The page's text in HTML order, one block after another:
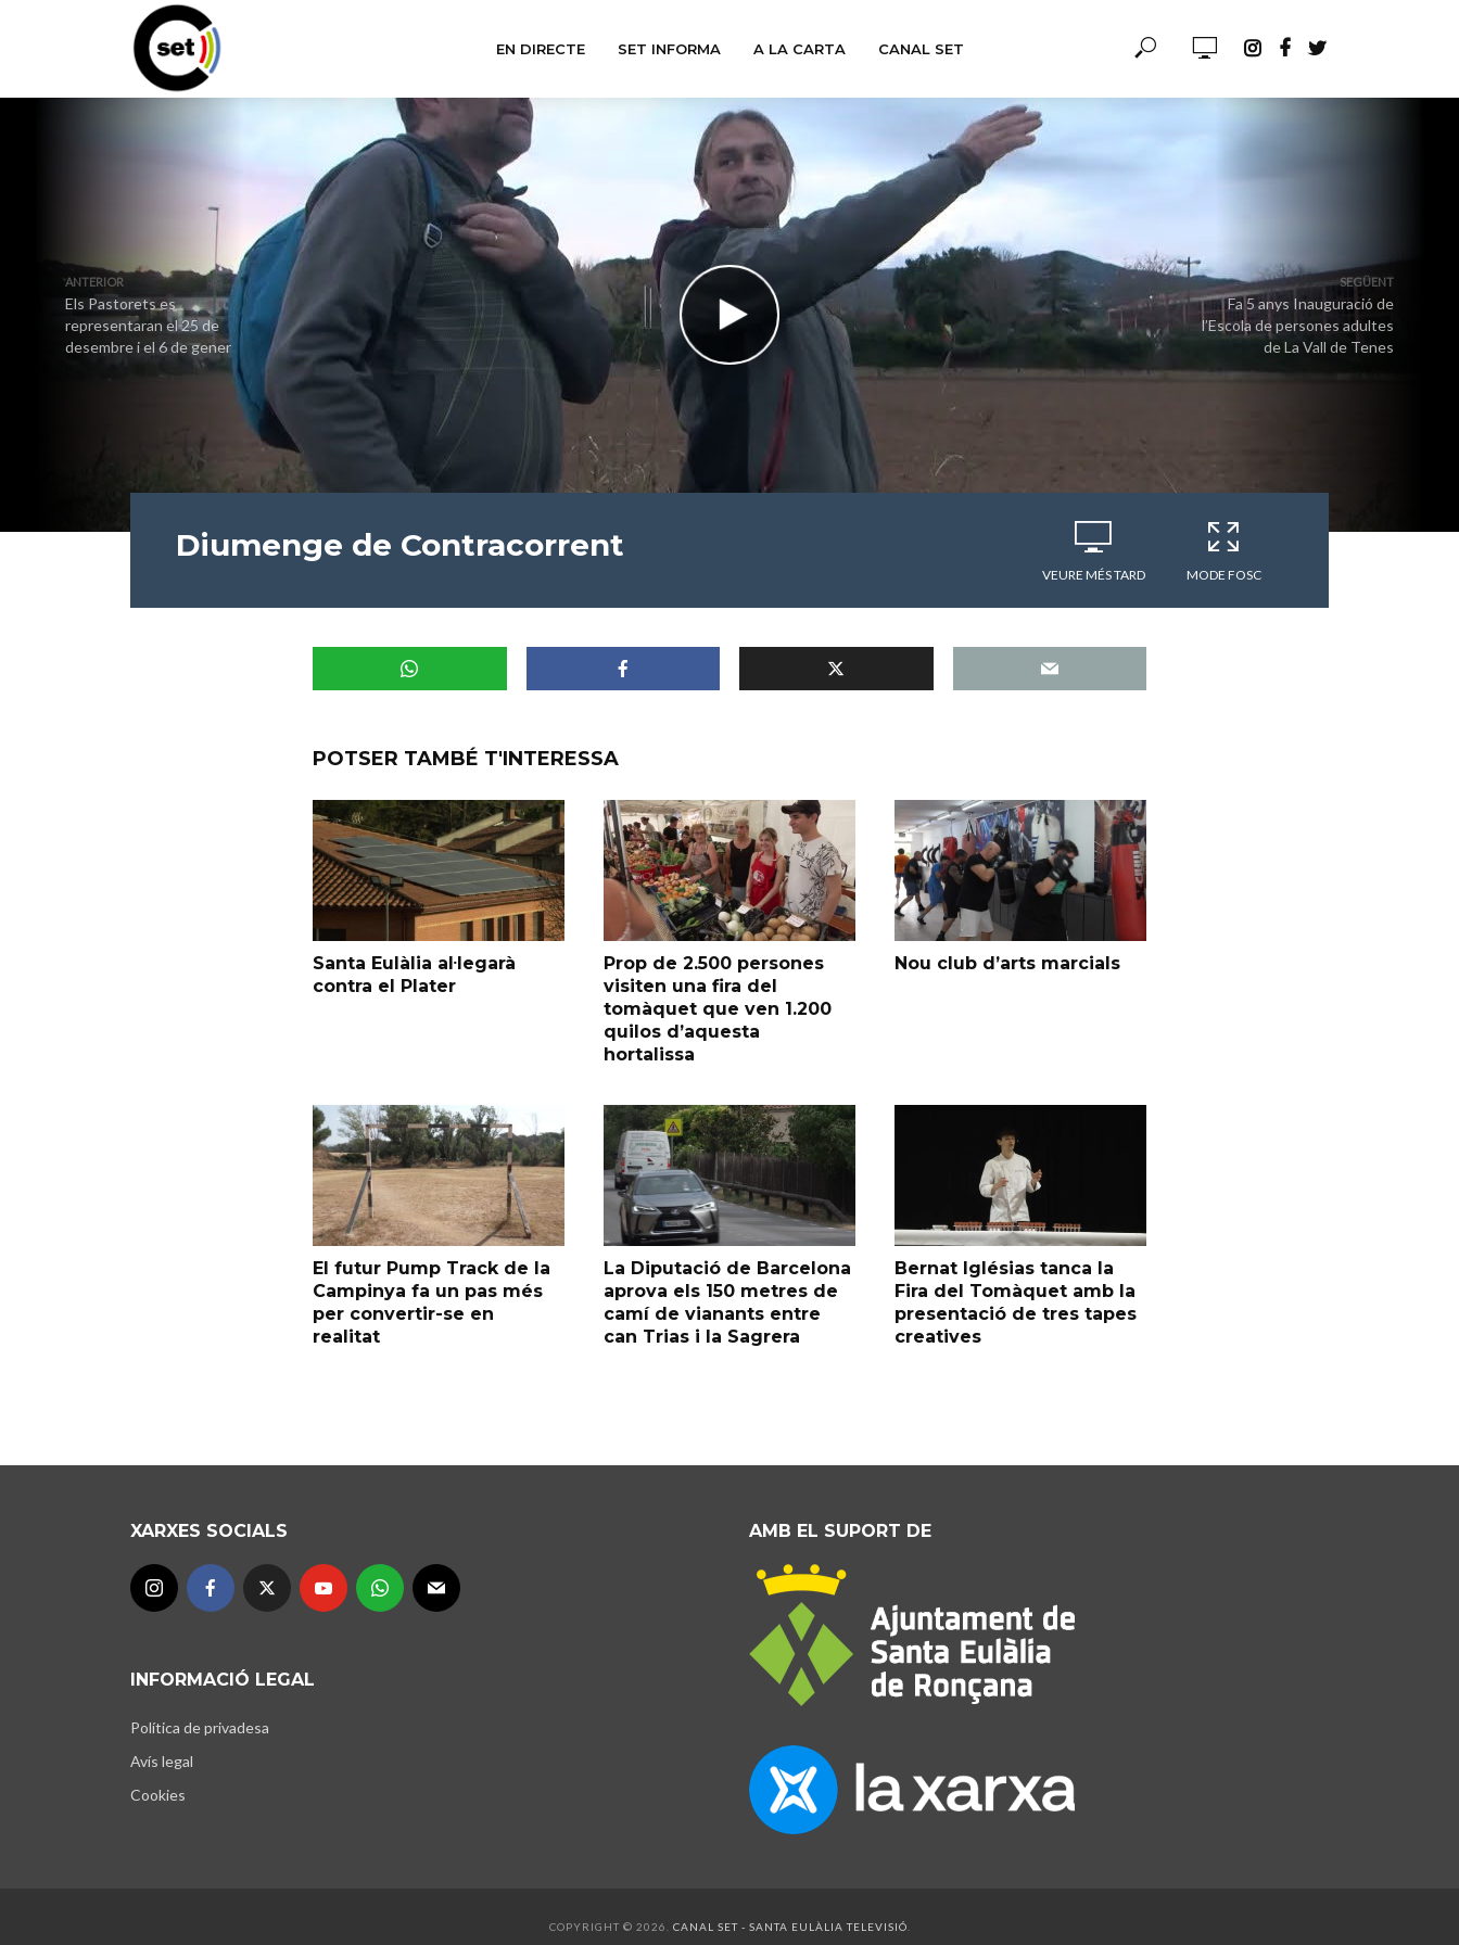
EN DIRECTE SET INFORMA A LA CARTA CANAL SET
ANTERIOR
Els Pastorets es
representaran el 25 de
desembre i el 6 de gener
SEGÜENT
Fa 5 anys Inauguració de
l’Escola de persones adultes
de La Vall de Tenes
Diumenge de Contracorrent
VEURE MÉS TARD MODE FOSC
POTSER TAMBÉ T'INTERESSA
Santa Eulàlia al·legarà
contra el Plater
Prop de 2.500 persones
visiten una fira del
tomàquet que ven 1.200
quilos d’aquesta
hortalissa
Nou club d’arts marcials
El futur Pump Track de la
Campinya fa un pas més
per convertir-se en
realitat
La Diputació de Barcelona
aprova els 150 metres de
camí de vianants entre
can Trias i la Sagrera
Bernat Iglésias tanca la
Fira del Tomàquet amb la
presentació de tres tapes
creatives
XARXES SOCIALS
INFORMACIÓ LEGAL
Política de privadesa
Avís legal
Cookies
AMB EL SUPORT DE
COPYRIGHT © 2026. CANAL SET - SANTA EULÀLIA TELEVISIÓ